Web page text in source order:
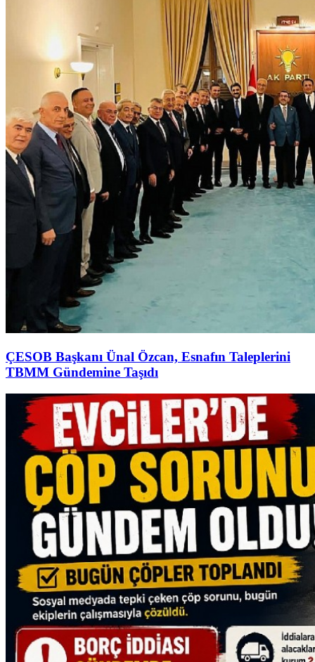
ÇESOB Başkanı Ünal Özcan, Esnafın Taleplerini
TBMM Gündemine Taşıdı